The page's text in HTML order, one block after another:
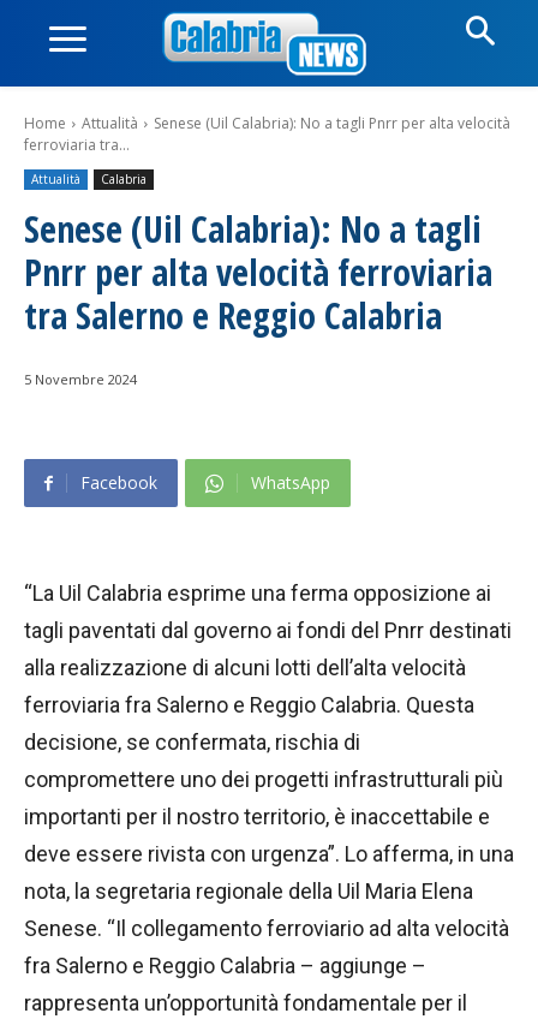
Home Attualità
Senese (Uil Calabria): No a tagli Pnrr per alta velocità
ferroviaria tra...
Attualità Calabria
Senese (Uil Calabria): No a tagli
Pnrr per alta velocità ferroviaria
tra Salerno e Reggio Calabria
5 Novembre 2024
Facebook WhatsApp
“La Uil Calabria esprime una ferma opposizione ai
tagli paventati dal governo ai fondi del Pnrr destinati
alla realizzazione di alcuni lotti dell’alta velocità
ferroviaria fra Salerno e Reggio Calabria. Questa
decisione, se confermata, rischia di
compromettere uno dei progetti infrastrutturali più
importanti per il nostro territorio, è inaccettabile e
deve essere rivista con urgenza”. Lo afferma, in una
nota, la segretaria regionale della Uil Maria Elena
Senese. “Il collegamento ferroviario ad alta velocità
fra Salerno e Reggio Calabria – aggiunge –
rappresenta un’opportunità fondamentale per il